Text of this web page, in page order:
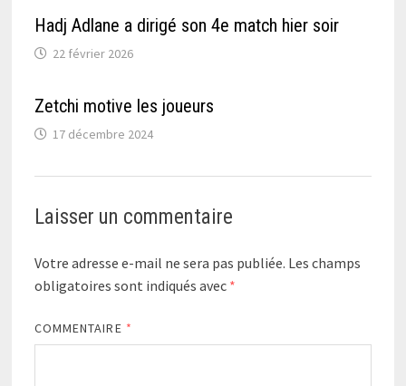
Hadj Adlane a dirigé son 4e match hier soir
22 février 2026
Zetchi motive les joueurs
17 décembre 2024
Laisser un commentaire
Votre adresse e-mail ne sera pas publiée. Les champs
obligatoires sont indiqués avec *
COMMENTAIRE *